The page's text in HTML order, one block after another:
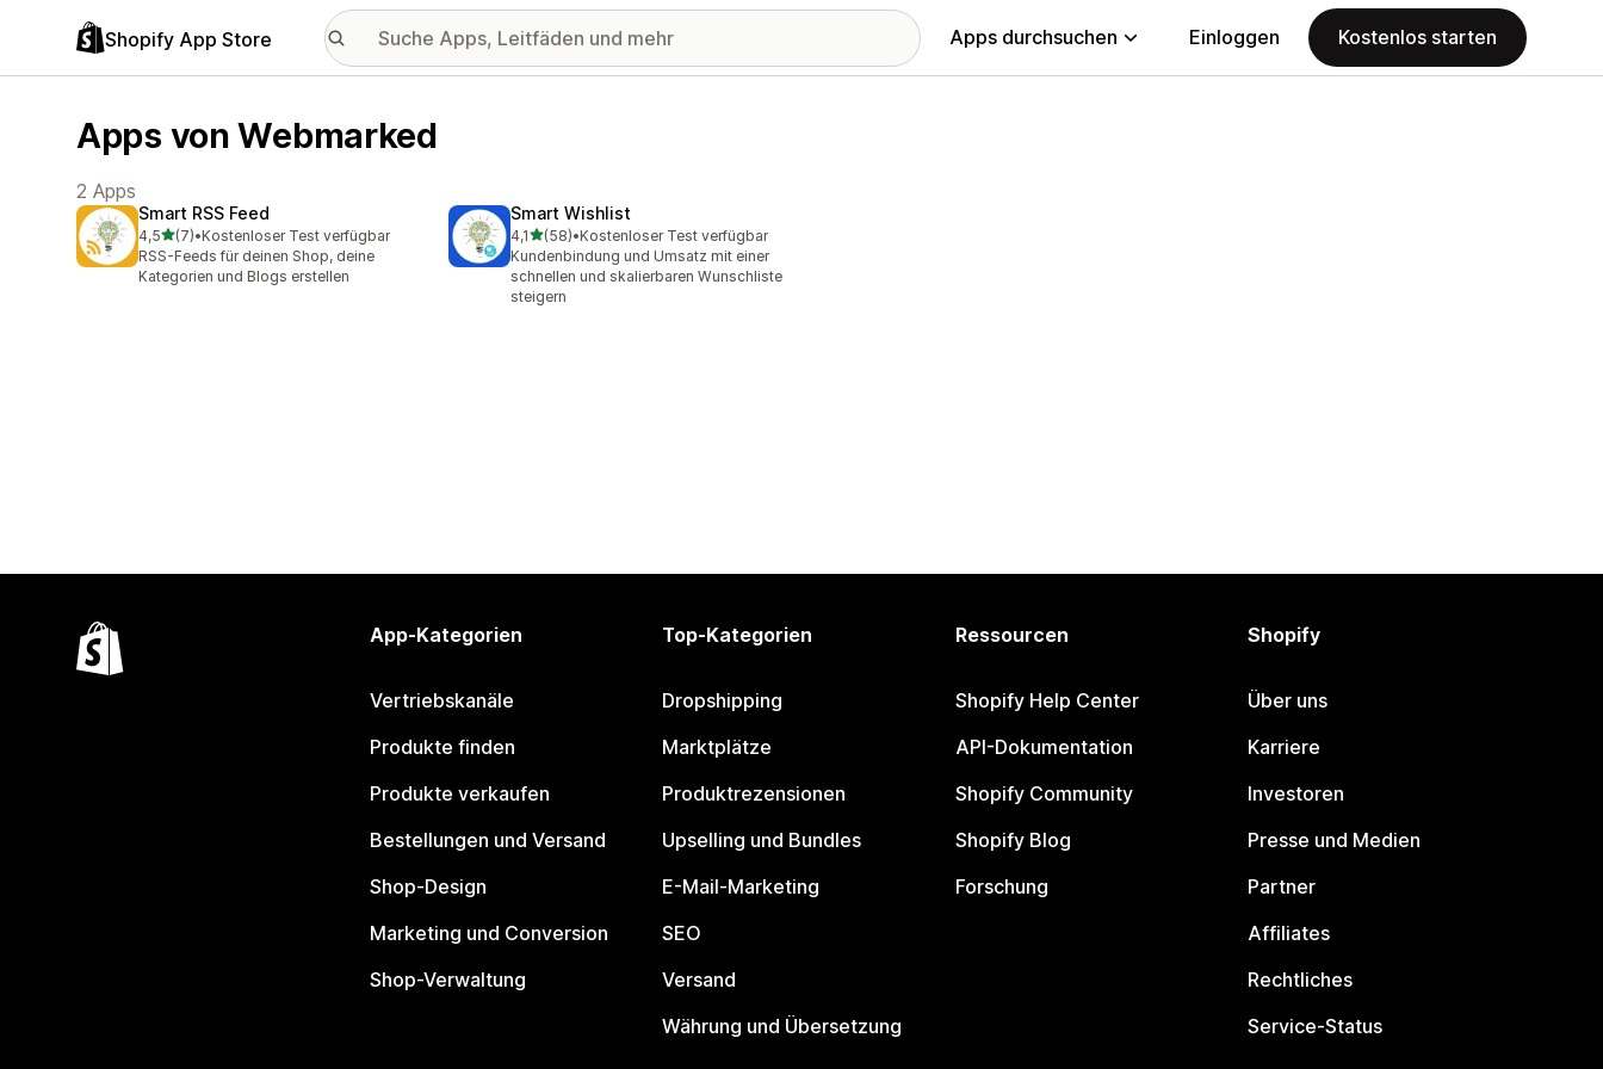
Shopify App Store Apps durchsuchen Einloggen Kostenlos starten
Apps von Webmarked
2 Apps
Smart RSS Feed
4,5von 5 Sternen
(7)
7 Rezensionen insgesamt
•Kostenloser Test verfügbar
RSS-Feeds für deinen Shop, deine
Kategorien und Blogs erstellen
Smart Wishlist
4,1von 5 Sternen
(58)
58 Rezensionen insgesamt
•Kostenloser Test verfügbar
Kundenbindung und Umsatz mit einer
schnellen und skalierbaren Wunschliste
steigern
App-Kategorien
Vertriebskanäle
Produkte finden
Produkte verkaufen
Bestellungen und Versand
Shop-Design
Marketing und Conversion
Shop-Verwaltung
Top-Kategorien
Dropshipping
Marktplätze
Produktrezensionen
Upselling und Bundles
E-Mail-Marketing
SEO
Versand
Währung und Übersetzung
Ressourcen
Shopify Help Center
API-Dokumentation
Shopify Community
Shopify Blog
Forschung
Shopify
Über uns
Karriere
Investoren
Presse und Medien
Partner
Affiliates
Rechtliches
Service-Status